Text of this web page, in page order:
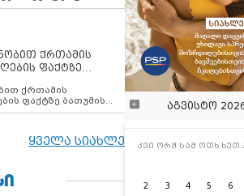
ქრთამის
ფაქტზე
ფაქტზე ბათუმის
დააკავა
ყველა სიახლე
აგვისტო
კვი ორშ სამ ოთხ ხუთ
2
3 4 5 6